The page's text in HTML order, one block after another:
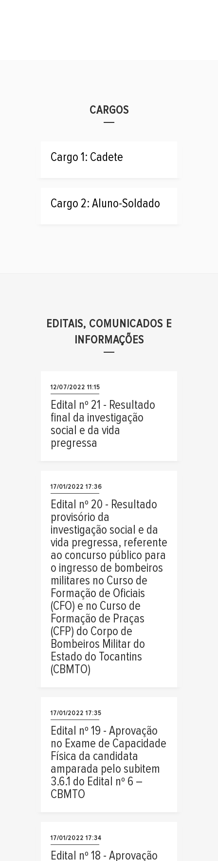
CARGOS
Cargo 1: Cadete
Cargo 2: Aluno-Soldado
EDITAIS, COMUNICADOS E
INFORMAÇÕES
12/07/2022 11:15
Edital nº 21 - Resultado
final da investigação
social e da vida
pregressa
17/01/2022 17:36
Edital nº 20 - Resultado
provisório da
investigação social e da
vida pregressa, referente
ao concurso público para
o ingresso de bombeiros
militares no Curso de
Formação de Oficiais
(CFO) e no Curso de
Formação de Praças
(CFP) do Corpo de
Bombeiros Militar do
Estado do Tocantins
(CBMTO)
17/01/2022 17:35
Edital nº 19 - Aprovação
no Exame de Capacidade
Física da candidata
amparada pelo subitem
3.6.1 do Edital nº 6 –
CBMTO
17/01/2022 17:34
Edital nº 18 - Aprovação